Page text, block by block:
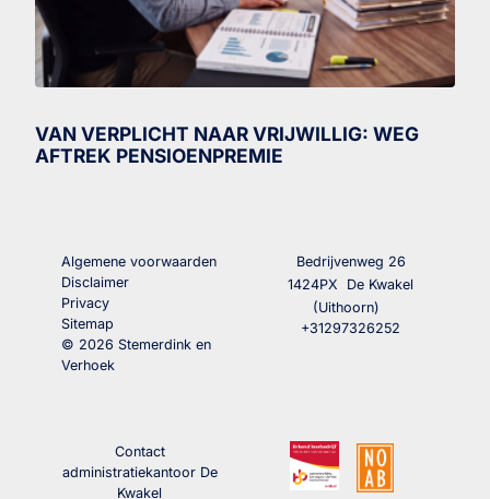
VAN VERPLICHT NAAR VRIJWILLIG: WEG
AFTREK PENSIOENPREMIE
Algemene voorwaarden
Disclaimer
Privacy
Sitemap
© 2026 Stemerdink en
Verhoek
Bedrijvenweg 26
1424PX
De Kwakel
(Uithoorn)
+31297326252
Contact
administratiekantoor De
Kwakel